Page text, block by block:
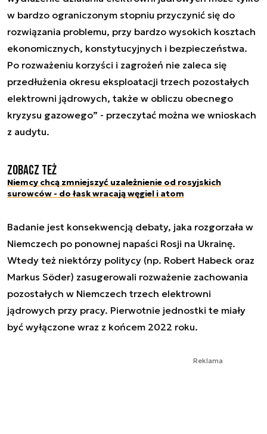
w bardzo ograniczonym stopniu przyczynić się do
rozwiązania problemu, przy bardzo wysokich kosztach
ekonomicznych, konstytucyjnych i bezpieczeństwa.
Po rozważeniu korzyści i zagrożeń nie zaleca się
przedłużenia okresu eksploatacji trzech pozostałych
elektrowni jądrowych, także w obliczu obecnego
kryzysu gazowego” - przeczytać można we wnioskach
z audytu.
Zobacz też
Niemcy chcą zmniejszyć uzależnienie od rosyjskich
surowców - do łask wracają węgiel i atom
Badanie jest konsekwencją debaty, jaka rozgorzała w
Niemczech po ponownej napaści Rosji na Ukrainę.
Wtedy też niektórzy politycy (np. Robert Habeck oraz
Markus Söder) zasugerowali rozważenie zachowania
pozostałych w Niemczech trzech elektrowni
jądrowych przy pracy. Pierwotnie jednostki te miały
być wyłączone wraz z końcem 2022 roku.
Reklama